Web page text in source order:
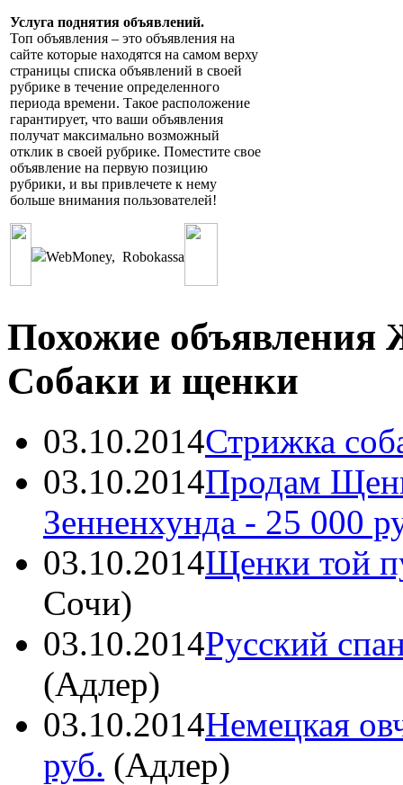
Услуга поднятия объявлений.
Топ объявления – это объявления на
сайте которые находятся на самом верху
страницы списка объявлений в своей
рубрике в течение определенного
периода времени. Такое расположение
гарантирует, что ваши объявления
получат максимально возможный
отклик в своей рубрике. Поместите свое
объявление на первую позицию
рубрики, и вы привлечете к нему
больше внимания пользователей!
WebMoney, Robokassa
Похожие объявления
Собаки и щенки
03.10.2014Стрижка
03.10.2014Продам
Зенненхунда - 25 000
03.10.2014Щенки той
Сочи)
03.10.2014Русский
(Адлер)
03.10.2014Немецкая
руб. (Адлер)